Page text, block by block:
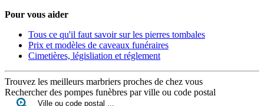
Pour vous aider
Tous ce qu'il faut savoir sur les pierres tombales
Prix et modèles de caveaux funéraires
Cimetières, législiation et réglement
Trouvez les meilleurs marbriers proches de chez vous
Rechercher des pompes funèbres par ville ou code postal